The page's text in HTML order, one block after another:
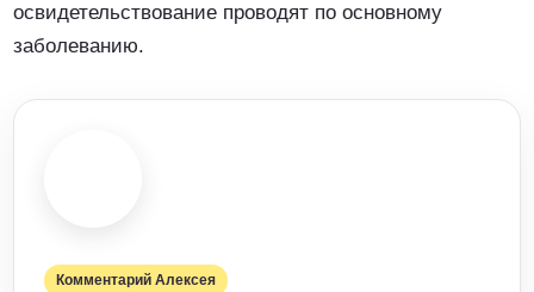
освидетельствование проводят по основному
заболеванию.
Комментарий Алексея